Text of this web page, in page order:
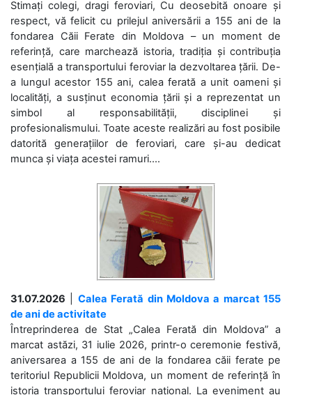
Stimați colegi, dragi feroviari, Cu deosebită onoare și
respect, vă felicit cu prilejul aniversării a 155 ani de la
fondarea Căii Ferate din Moldova – un moment de
referință, care marchează istoria, tradiția și contribuția
esențială a transportului feroviar la dezvoltarea țării. De-
a lungul acestor 155 ani, calea ferată a unit oameni și
localități, a susținut economia țării și a reprezentat un
simbol al responsabilității, disciplinei și
profesionalismului. Toate aceste realizări au fost posibile
datorită generațiilor de feroviari, care și-au dedicat
munca și viața acestei ramuri....
31.07.2026
Calea Ferată din Moldova a marcat 155
de ani de activitate
Întreprinderea de Stat „Calea Ferată din Moldova” a
marcat astăzi, 31 iulie 2026, printr-o ceremonie festivă,
aniversarea a 155 de ani de la fondarea căii ferate pe
teritoriul Republicii Moldova, un moment de referință în
istoria transportului feroviar național. La eveniment au